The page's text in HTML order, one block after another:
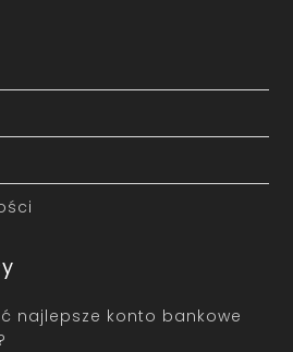
najlepsze konto bankowe